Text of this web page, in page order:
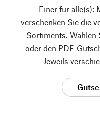
Einer für alle(s):
verschenken Sie die
Sortiments. Wählen
oder den PDF-
Jeweils